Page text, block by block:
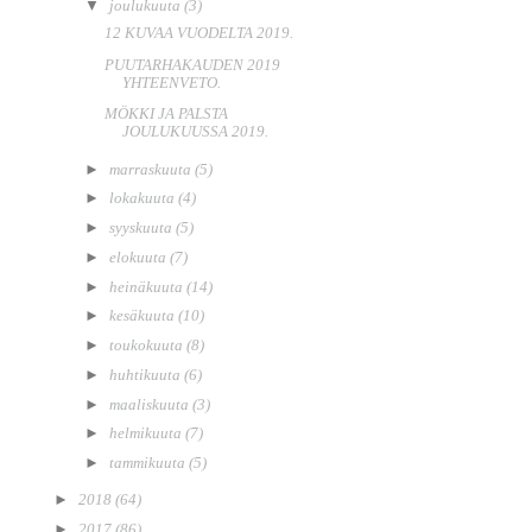
▼ joulukuuta (3)
12 KUVAA VUODELTA 2019.
PUUTARHAKAUDEN 2019
YHTEENVETO.
MÖKKI JA PALSTA
JOULUKUUSSA 2019.
► marraskuuta (5)
► lokakuuta (4)
► syyskuuta (5)
► elokuuta (7)
► heinäkuuta (14)
► kesäkuuta (10)
► toukokuuta (8)
► huhtikuuta (6)
► maaliskuuta (3)
► helmikuuta (7)
► tammikuuta (5)
►2018(64)